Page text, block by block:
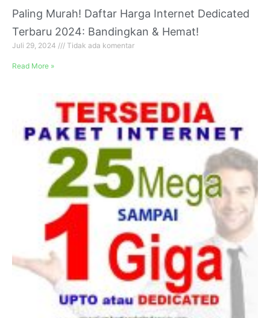
Paling Murah! Daftar Harga Internet Dedicated
Terbaru 2024: Bandingkan & Hemat!
Juli 29, 2024 Tidak ada komentar
Read More »